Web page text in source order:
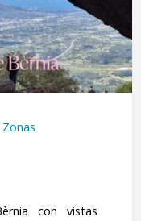
con vistas